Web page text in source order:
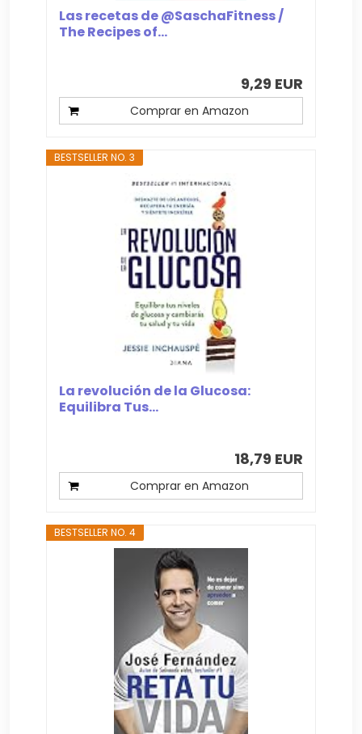
Las recetas de @SaschaFitness /
The Recipes of...
9,29 EUR
Comprar en Amazon
BESTSELLER NO. 3
La revolución de la Glucosa:
Equilibra Tus...
18,79 EUR
Comprar en Amazon
BESTSELLER NO. 4